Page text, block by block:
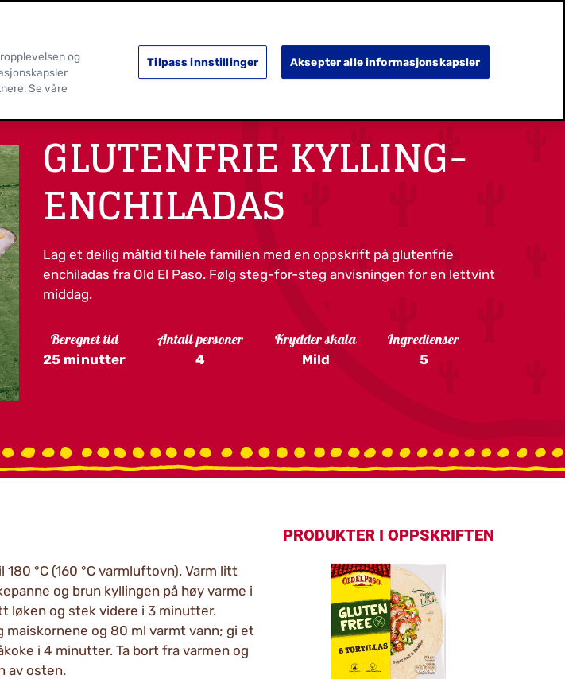
OPPSKRIFTER OPPDAG MER HA OMSORG SEARCH
GLUTENFRIE KYLLING-
ENCHILADAS
Lag et deilig måltid til hele familien med en oppskrift på glutenfrie
enchiladas fra Old El Paso. Følg steg-for-steg anvisningen for en lettvint
middag.
Beregnet tid
25 minutter
Antall personer
4
Krydder skala
Mild
Ingredienser
5
180 °C (160 °C varmluftovn). Varm litt
og brun kyllingen på høy varme i
løken og stek videre i 3 minutter.
maiskornene og 80 ml varmt vann; gi et
i 4 minutter. Ta bort fra varmen og
av osten.
PRODUKTER I OPPSKRIFTEN
og
Se våre
Tilpass innstillinger Aksepter alle informasjonskapsler